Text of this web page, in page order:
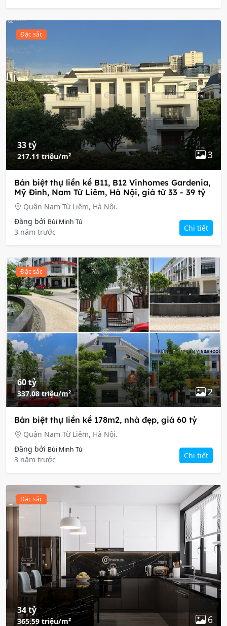
Đặc sắc
33 tỷ
217.11 triệu/m² 3
Bán biệt thự liền kề B11, B12 Vinhomes Gardenia,
Mỹ Đình, Nam Từ Liêm, Hà Nội, giá từ 33 - 39 tỷ
Quận Nam Từ Liêm, Hà Nội.
Đăng bởi Bùi Minh Tú
3 năm trước Chi tiết
Đặc sắc
60 tỷ
337.08 triệu/m² 2
Bán biệt thự liền kề 178m2, nhà đẹp, giá 60 tỷ
Quận Nam Từ Liêm, Hà Nội.
Đăng bởi Bùi Minh Tú
3 năm trước Chi tiết
Đặc sắc
34 tỷ
365.59 triệu/m² 6